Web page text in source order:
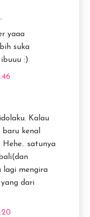
yaaa
suka
:)
Kalau
kenal
satunya
lagi mengira
dari